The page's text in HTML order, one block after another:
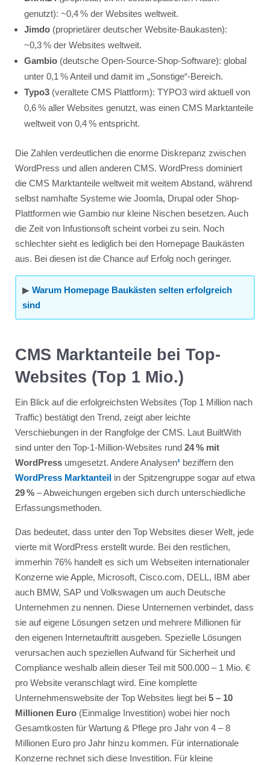
genutzt): ~0,4 % der Websites weltweit.
Jimdo(proprietärer deutscher Website-Baukasten):
~0,3 % der Websites weltweit.
Gambio(deutsche Open-Source-Shop-Software): global
unter 0,1 % Anteil und damit im „Sonstige“-Bereich.
Typo3(veraltete CMS Plattform): TYPO3 wird aktuell von
0,6 % aller Websites genutzt, was einen CMS Marktanteile
weltweit von 0,4 % entspricht.
Die Zahlen verdeutlichen die enorme Diskrepanz zwischen
WordPress und allen anderen CMS. WordPress dominiert
die CMS Marktanteile weltweit mit weitem Abstand, während
selbst namhafte Systeme wie Joomla, Drupal oder Shop-
Plattformen wie Gambio nur kleine Nischen besetzen. Auch
die Zeit von Infustionsoft scheint vorbei zu sein. Noch
schlechter sieht es lediglich bei den Homepage Baukästen
aus. Bei diesen ist die Chance auf Erfolg noch geringer.
▶ Warum Homepage Baukästen selten erfolgreich
sind
CMS Marktanteile bei Top-
Websites (Top 1 Mio.)
Ein Blick auf die erfolgreichsten Websites (Top 1 Million nach
Traffic) bestätigt den Trend, zeigt aber leichte
Verschiebungen in der Rangfolge der CMS. Laut BuiltWith
sind unter den Top-1-Million-Websites rund 24 % mit
WordPressumgesetzt​. Andere Analysen¹beziffern den
WordPress Marktanteilin der Spitzengruppe sogar auf etwa
29 %​ – Abweichungen ergeben sich durch unterschiedliche
Erfassungsmethoden.
Das bedeutet, dass unter den Top Websites dieser Welt, jede
vierte mit WordPress erstellt wurde. Bei den restlichen,
immerhin 76% handelt es sich um Webseiten internationaler
Konzerne wie Apple, Microsoft, Cisco.com, DELL, IBM aber
auch BMW, SAP und Volkswagen um auch Deutsche
Unternehmen zu nennen. Diese Unternemen verbindet, dass
sie auf eigene Lösungen setzen und mehrere Millionen für
den eigenen Internetauftritt ausgeben. Spezielle Lösungen
verursachen auch speziellen Aufwand für Sicherheit und
Compliance weshalb allein dieser Teil mit 500.000 – 1 Mio. €
pro Website veranschlagt wird. Eine komplette
Unternehmenswebsite der Top Websites liegt bei 5 – 10
Millionen Euro(Einmalige Investition) wobei hier noch
Gesamtkosten für Wartung & Pflege pro Jahr von 4 – 8
Millionen Euro pro Jahr hinzu kommen. Für internationale
Konzerne rechnet sich diese Investition. Für kleine